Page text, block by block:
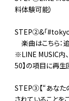
料体験可能）
STEP②&「#tokyo
楽曲はこちら：
※LINE MUSIC内
50】の項目に再生
STEP③【“あなた
されていることを